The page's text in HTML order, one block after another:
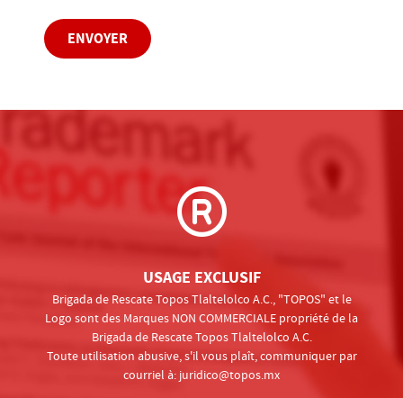
Captcha
ENVOYER
USAGE EXCLUSIF
Brigada de Rescate Topos Tlaltelolco A.C., "TOPOS" et le
Logo sont des Marques NON COMMERCIALE propriété de la
Brigada de Rescate Topos Tlaltelolco A.C.
Toute utilisation abusive, s'il vous plaît, communiquer par
courriel à: juridico@topos.mx